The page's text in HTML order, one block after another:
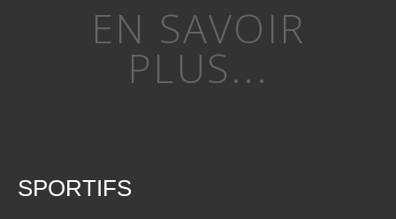
EN SAVOIR
PLUS...
SPORTIFS